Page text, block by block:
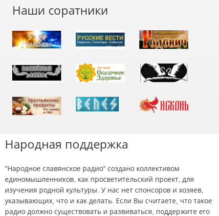
Наши соратники
Народная поддержка
"Народное славянское радио" создано коллективом
единомышленников, как просветительский проект, для
изучения родной культуры. У нас нет спонсоров и хозяев,
указывающих, что и как делать. Если Вы считаете, что такое
радио должно существовать и развиваться, поддержите его